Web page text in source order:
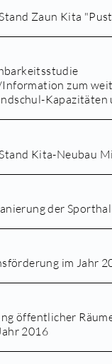
Zaun Kita
zum
Kapazitäten
Kita-Neubau
der
im Jahr
öffentlicher
2016